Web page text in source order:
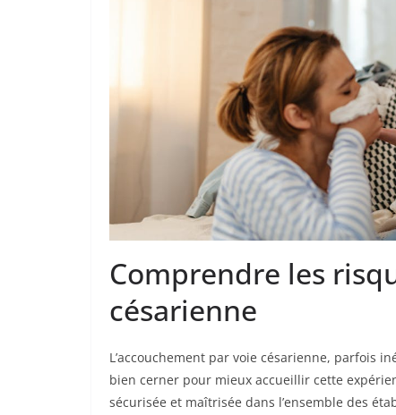
Comprendre les
césarienne
L’accouchement par voie césarienne, parfois
bien cerner pour mieux accueillir cette
sécurisée et maîtrisée dans l’ensemble des